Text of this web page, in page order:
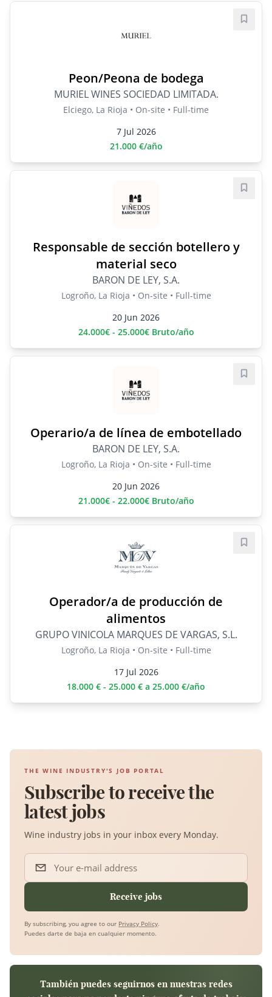
Peon/Peona de bodega
MURIEL WINES SOCIEDAD LIMITADA.
Elciego, La Rioja • On-site • Full-time
7 Jul 2026
21.000 €/año
Save
Responsable de sección botellero y
material seco
BARON DE LEY, S.A.
Logroño, La Rioja • On-site • Full-time
20 Jun 2026
24.000€ - 25.000€ Bruto/año
Save
Operario/a de línea de embotellado
BARON DE LEY, S.A.
Logroño, La Rioja • On-site • Full-time
20 Jun 2026
21.000€ - 22.000€ Bruto/año
Save
Operador/a de producción de
alimentos
GRUPO VINICOLA MARQUES DE VARGAS, S.L.
Logroño, La Rioja • On-site • Full-time
17 Jul 2026
18.000 € - 25.000 € a 25.000 €/año
Save
THE WINE INDUSTRY'S JOB PORTAL
Subscribe to receive the
latest jobs
Wine industry jobs in your inbox every Monday.
Your e-mail address
Receive jobs
By subscribing, you agree to our Privacy Policy.
Puedes darte de baja en cualquier momento.
También puedes seguirnos en nuestras redes